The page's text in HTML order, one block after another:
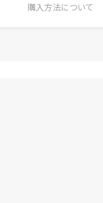
購入方法について